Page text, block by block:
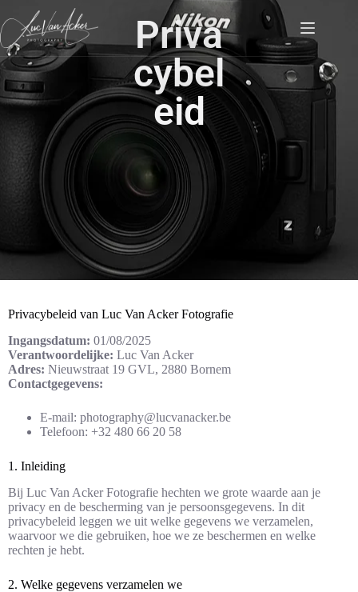
Priva
cybel
eid
Privacybeleid van Luc Van Acker Fotografie
Ingangsdatum: 01/08/2025
Verantwoordelijke: Luc Van Acker
Adres: Nieuwstraat 19 GVL, 2880 Bornem
Contactgegevens:
E-mail: photography@lucvanacker.be
Telefoon: +32 480 66 20 58
1. Inleiding
Bij Luc Van Acker Fotografie hechten we grote waarde aan je
privacy en de bescherming van je persoonsgegevens. In dit
privacybeleid leggen we uit welke gegevens we verzamelen,
waarvoor we die gebruiken, hoe we ze beschermen en welke
rechten je hebt.
2. Welke gegevens verzamelen we